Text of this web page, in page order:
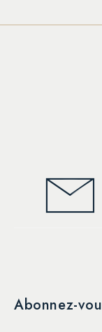
Abonnez-